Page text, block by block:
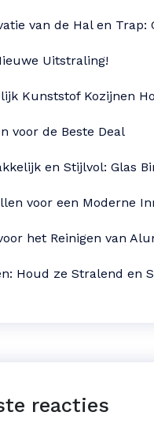
van de Hal en Trap:
Uitstraling!
Kunststof Kozijnen
voor de Beste Deal
en Stijlvol: Glas
voor een Moderne
het Reinigen van
Houd ze Stralend en
reacties